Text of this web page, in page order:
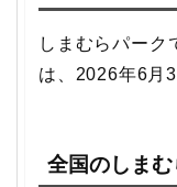
しまむらパーク
は、2026年6月
全国のしま